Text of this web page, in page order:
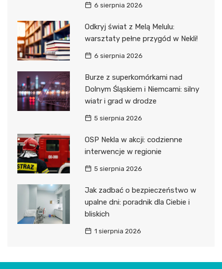
6 sierpnia 2026
Odkryj świat z Melą Melulu:
warsztaty pełne przygód w Nekli!
6 sierpnia 2026
Burze z superkomórkami nad
Dolnym Śląskiem i Niemcami: silny
wiatr i grad w drodze
5 sierpnia 2026
OSP Nekla w akcji: codzienne
interwencje w regionie
5 sierpnia 2026
Jak zadbać o bezpieczeństwo w
upalne dni: poradnik dla Ciebie i
bliskich
1 sierpnia 2026